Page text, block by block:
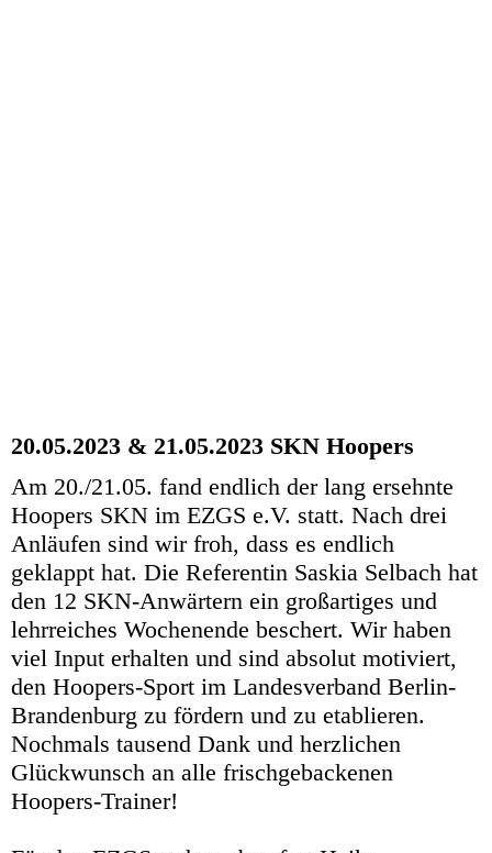
20.05.2023 & 21.05.2023 SKN Hoopers
Am 20./21.05. fand endlich der lang ersehnte
Hoopers SKN im EZGS e.V. statt. Nach drei
Anläufen sind wir froh, dass es endlich
geklappt hat. Die Referentin Saskia Selbach hat
den 12 SKN-Anwärtern ein großartiges und
lehrreiches Wochenende beschert. Wir haben
viel Input erhalten und sind absolut motiviert,
den Hoopers-Sport im Landesverband Berlin-
Brandenburg zu fördern und zu etablieren.
Nochmals tausend Dank und herzlichen
Glückwunsch an alle frischgebackenen
Hoopers-Trainer!